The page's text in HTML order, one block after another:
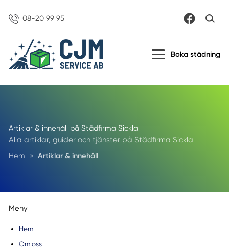
08-20 99 95
Boka städning
Artiklar & innehåll på Städfirma Sickla
Alla artiklar, guider och tjänster på Städfirma Sickla
Hem
» Artiklar & innehåll
Meny
Hem
Om oss